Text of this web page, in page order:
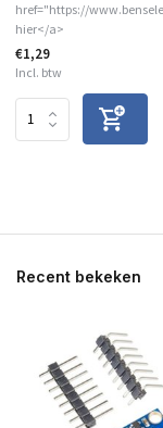
href="https://
hier</a>
€1,29
Incl. btw
Recent bekeken